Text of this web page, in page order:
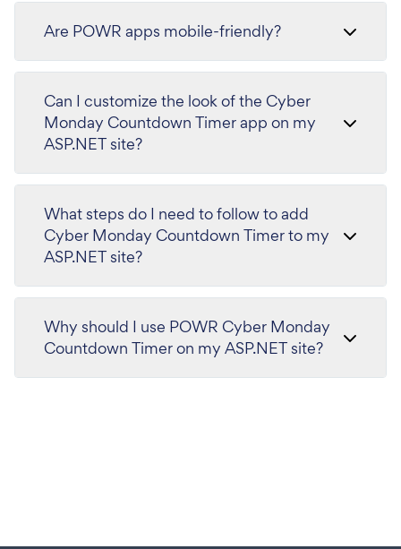
Are POWR apps mobile-friendly?
Can I customize the look of the Cyber
Monday Countdown Timer app on my
ASP.NET site?
What steps do I need to follow to add
Cyber Monday Countdown Timer to my
ASP.NET site?
Why should I use POWR Cyber Monday
Countdown Timer on my ASP.NET site?